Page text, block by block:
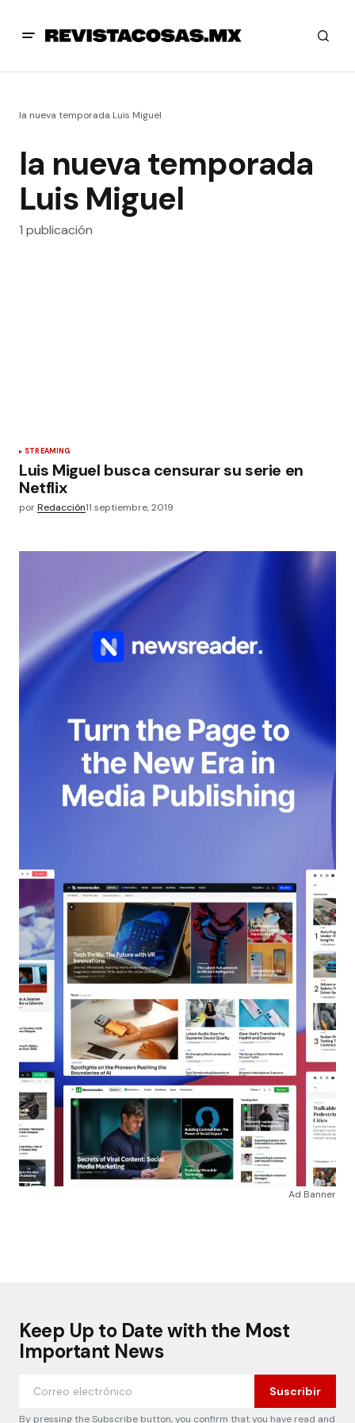
la nueva temporada Luis Miguel
la nueva temporada
Luis Miguel
1 publicación
STREAMING
Luis Miguel busca censurar su serie en
Netflix
porRedacción11 septiembre, 2019
Ad Banner
Keep Up to Date with the Most
Important News
Suscribir
By pressing the Subscribe button, you confirm that you have read and